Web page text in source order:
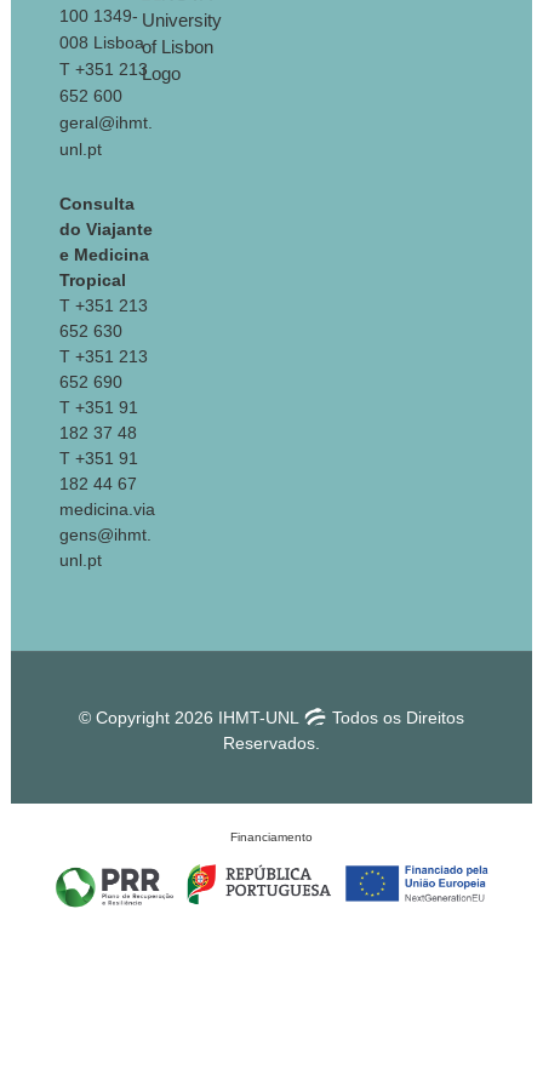
100 1349-
008 Lisboa
T +351 213
652 600
geral@ihmt.
unl.pt
Consulta
do Viajante
e Medicina
Tropical
T +351 213
652 630
T +351 213
652 690
T +351 91
182 37 48
T +351 91
182 44 67
medicina.via
gens@ihmt.
unl.pt
© Copyright 2026 IHMT-UNL
Todos os Direitos
Reservados.
Financiamento